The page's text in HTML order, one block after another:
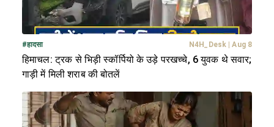
#हादसा N4H_Desk | Aug 8
हिमाचल: ट्रक से भिड़ी स्कॉर्पियो के उड़े परखच्चे, 6 युवक थे सवार;
गाड़ी में मिली शराब की बोतलें